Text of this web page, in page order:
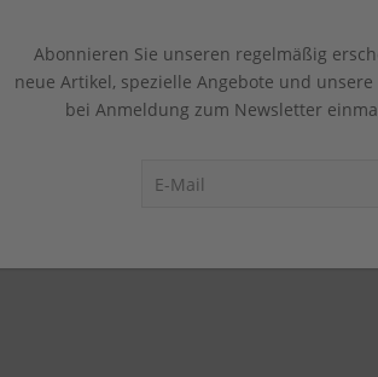
Abonnieren Sie unseren regelmäßig
neue Artikel, spezielle Angebote und
bei Anmeldung zum Newsletter